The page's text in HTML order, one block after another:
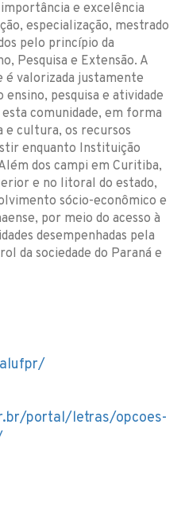
e excelência
especialização, mestrado
pelo princípio da
Pesquisa e Extensão. A
é valorizada justamente
pesquisa e atividade
comunidade, em forma
e cultura, os recursos
enquanto Instituição
dos campi em Curitiba,
e no litoral do estado,
sócio-econômico e
por meio do acesso à
desempenhadas pela
da sociedade do Paraná e
portal/letras/opcoes-